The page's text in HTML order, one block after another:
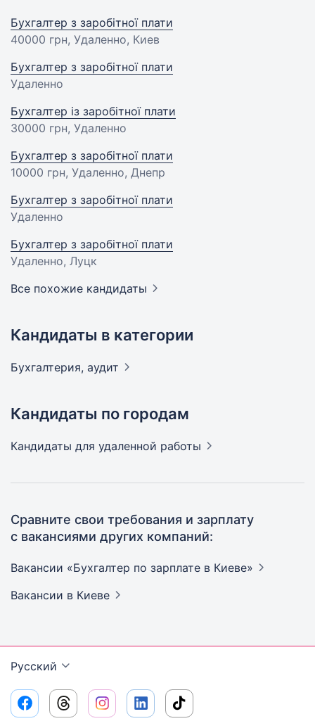
Бухгалтер з заробітної плати
40000 грн, Удаленно, Киев
Бухгалтер з заробітної плати
Удаленно
Бухгалтер із заробітної плати
30000 грн, Удаленно
Бухгалтер з заробітної плати
10000 грн, Удаленно, Днепр
Бухгалтер з заробітної плати
Удаленно
Бухгалтер з заробітної плати
Удаленно, Луцк
Все похожие кандидаты
Кандидаты в категории
Бухгалтерия, аудит
Кандидаты по городам
Кандидаты для удаленной работы
Сравните свои требования и зарплату
с вакансиями других компаний:
Вакансии «Бухгалтер по зарплате в Киеве»
Вакансии в Киеве
Русский